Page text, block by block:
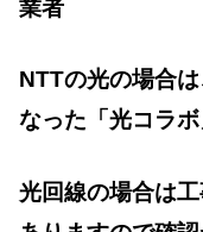
業者
NTTの光の場合
なった「光コラ
光回線の場合は